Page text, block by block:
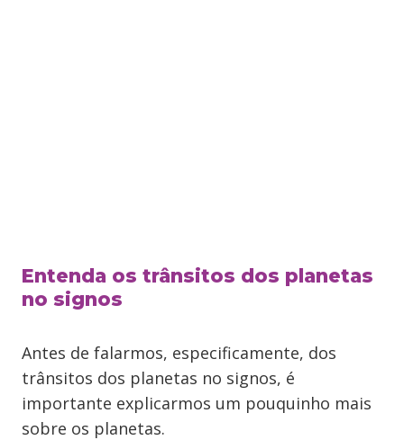
Entenda os trânsitos dos planetas
no signos
Antes de falarmos, especificamente, dos
trânsitos dos planetas no signos, é
importante explicarmos um pouquinho mais
sobre os planetas.